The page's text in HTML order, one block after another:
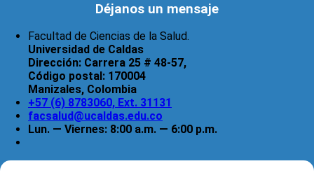
Déjanos un mensaje
Facultad de Ciencias de la Salud.
Universidad de Caldas
Dirección: Carrera 25 # 48-57,
Código postal: 170004
Manizales, Colombia
+57 (6) 8783060, Ext. 31131
facsalud@ucaldas.edu.co
Lun. — Viernes: 8:00 a.m. — 6:00 p.m.